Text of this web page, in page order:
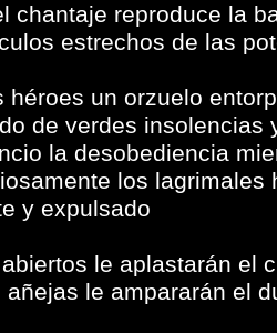
chantaje reproduce la
estrechos de las
héroes un orzuelo
de verdes insolencias
la desobediencia
los lagrimales
y expulsado
le aplastarán el
le ampararán el